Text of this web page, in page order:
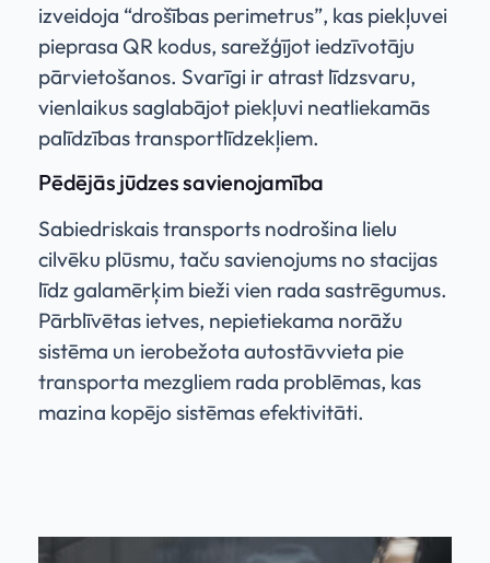
izveidoja “drošības perimetrus”, kas piekļuvei
pieprasa QR kodus, sarežģījot iedzīvotāju
pārvietošanos. Svarīgi ir atrast līdzsvaru,
vienlaikus saglabājot piekļuvi neatliekamās
palīdzības transportlīdzekļiem.
Pēdējās jūdzes savienojamība
Sabiedriskais transports nodrošina lielu
cilvēku plūsmu, taču savienojums no stacijas
līdz galamērķim bieži vien rada sastrēgumus.
Pārblīvētas ietves, nepietiekama norāžu
sistēma un ierobežota autostāvvieta pie
transporta mezgliem rada problēmas, kas
mazina kopējo sistēmas efektivitāti.